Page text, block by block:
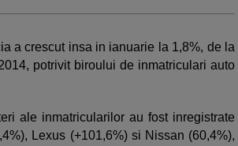
a crescut insa in ianuarie la 1,8%, de la
potrivit biroului de inmatriculari auto
ale inmatricularilor au fost inregistrate
Lexus (+101,6%) si Nissan (60,4%),